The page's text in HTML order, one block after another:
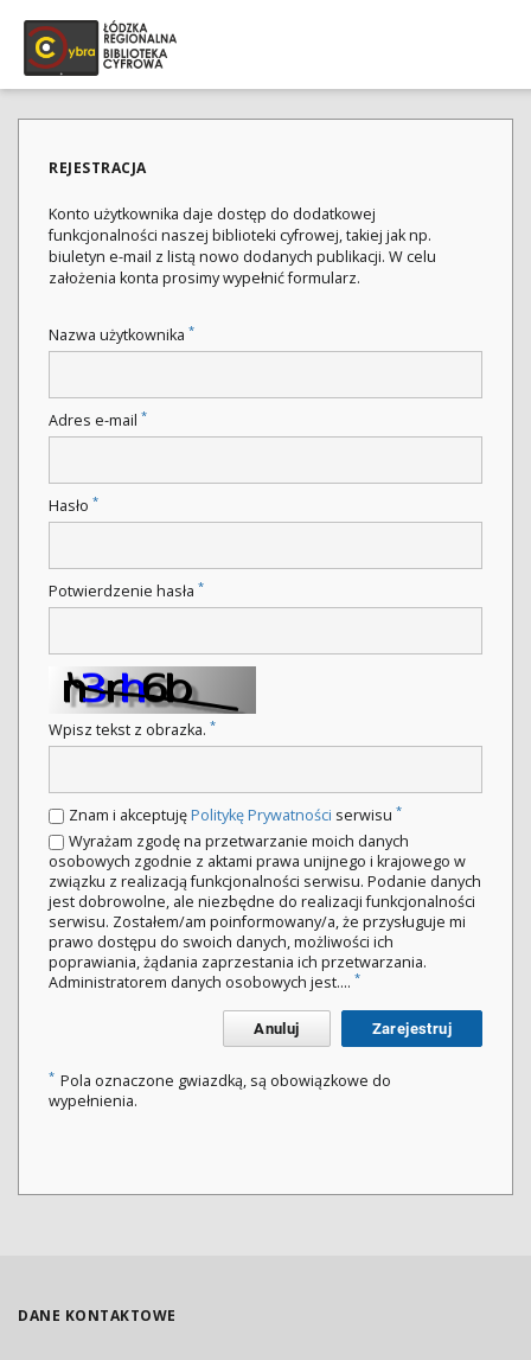
REJESTRACJA
Konto użytkownika daje dostęp do dodatkowej
funkcjonalności naszej biblioteki cyfrowej, takiej jak np.
biuletyn e-mail z listą nowo dodanych publikacji. W celu
założenia konta prosimy wypełnić formularz.
Nazwa użytkownika *
Adres e-mail *
Hasło *
Potwierdzenie hasła *
Wpisz tekst z obrazka. *
Znam i akceptujęPolitykę Prywatności serwisu *
Wyrażam zgodę na przetwarzanie moich danych
osobowych zgodnie z aktami prawa unijnego i krajowego w
związku z realizacją funkcjonalności serwisu. Podanie danych
jest dobrowolne, ale niezbędne do realizacji funkcjonalności
serwisu. Zostałem/am poinformowany/a, że przysługuje mi
prawo dostępu do swoich danych, możliwości ich
poprawiania, żądania zaprzestania ich przetwarzania.
Administratorem danych osobowych jest.... *
Anuluj Zarejestruj
* Pola oznaczone gwiazdką, są obowiązkowe do
wypełnienia.
DANE KONTAKTOWE